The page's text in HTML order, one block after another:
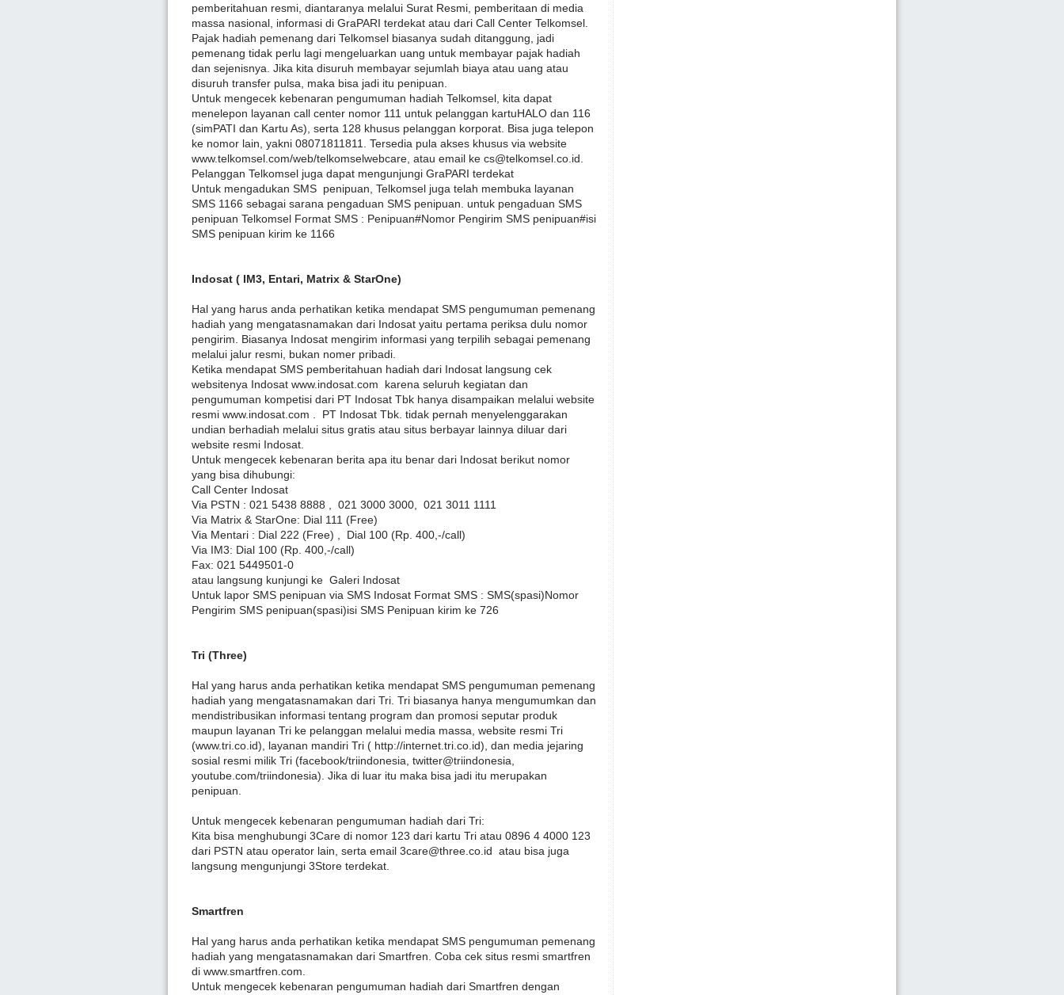
pemberitahuan resmi, diantaranya melalui Surat Resmi, pemberitaan di media
massa nasional, informasi di GraPARI terdekat atau dari Call Center Telkomsel.
Pajak hadiah pemenang dari Telkomsel biasanya sudah ditanggung, jadi
pemenang tidak perlu lagi mengeluarkan uang untuk membayar pajak hadiah
dan sejenisnya. Jika kita disuruh membayar sejumlah biaya atau uang atau
disuruh transfer pulsa, maka bisa jadi itu penipuan.
Untuk mengecek kebenaran pengumuman hadiah Telkomsel, kita dapat
menelepon layanan call center nomor 111 untuk pelanggan kartuHALO dan 116
(simPATI dan Kartu As), serta 128 khusus pelanggan korporat. Bisa juga telepon
ke nomor lain, yakni 08071811811. Tersedia pula akses khusus via website
www.telkomsel.com/web/telkomselwebcare, atau email ke cs@telkomsel.co.id.
Pelanggan Telkomsel juga dapat mengunjungi GraPARI terdekat
Untuk mengadukan SMS penipuan, Telkomsel juga telah membuka layanan
SMS 1166 sebagai sarana pengaduan SMS penipuan. untuk pengaduan SMS
penipuan Telkomsel Format SMS : Penipuan#Nomor Pengirim SMS penipuan#isi
SMS penipuan kirim ke 1166
Indosat ( IM3, Entari, Matrix & StarOne)
Hal yang harus anda perhatikan ketika mendapat SMS pengumuman pemenang
hadiah yang mengatasnamakan dari Indosat yaitu pertama periksa dulu nomor
pengirim. Biasanya Indosat mengirim informasi yang terpilih sebagai pemenang
melalui jalur resmi, bukan nomer pribadi.
Ketika mendapat SMS pemberitahuan hadiah dari Indosat langsung cek
websitenya Indosat www.indosat.com karena seluruh kegiatan dan
pengumuman kompetisi dari PT Indosat Tbk hanya disampaikan melalui website
resmi www.indosat.com . PT Indosat Tbk. tidak pernah menyelenggarakan
undian berhadiah melalui situs gratis atau situs berbayar lainnya diluar dari
website resmi Indosat.
Untuk mengecek kebenaran berita apa itu benar dari Indosat berikut nomor
yang bisa dihubungi:
Call Center Indosat
Via PSTN : 021 5438 8888 , 021 3000 3000, 021 3011 1111
Via Matrix & StarOne: Dial 111 (Free)
Via Mentari : Dial 222 (Free) , Dial 100 (Rp. 400,-/call)
Via IM3: Dial 100 (Rp. 400,-/call)
Fax: 021 5449501-0
atau langsung kunjungi ke Galeri Indosat
Untuk lapor SMS penipuan via SMS Indosat Format SMS : SMS(spasi)Nomor
Pengirim SMS penipuan(spasi)isi SMS Penipuan kirim ke 726
Tri (Three)
Hal yang harus anda perhatikan ketika mendapat SMS pengumuman pemenang
hadiah yang mengatasnamakan dari Tri. Tri biasanya hanya mengumumkan dan
mendistribusikan informasi tentang program dan promosi seputar produk
maupun layanan Tri ke pelanggan melalui media massa, website resmi Tri
(www.tri.co.id), layanan mandiri Tri ( http://internet.tri.co.id), dan media jejaring
sosial resmi milik Tri (facebook/triindonesia, twitter@triindonesia,
youtube.com/triindonesia). Jika di luar itu maka bisa jadi itu merupakan
penipuan.
Untuk mengecek kebenaran pengumuman hadiah dari Tri:
Kita bisa menghubungi 3Care di nomor 123 dari kartu Tri atau 0896 4 4000 123
dari PSTN atau operator lain, serta email 3care@three.co.id atau bisa juga
langsung mengunjungi 3Store terdekat.
Smartfren
Hal yang harus anda perhatikan ketika mendapat SMS pengumuman pemenang
hadiah yang mengatasnamakan dari Smartfren. Coba cek situs resmi smartfren
di www.smartfren.com.
Untuk mengecek kebenaran pengumuman hadiah dari Smartfren dengan